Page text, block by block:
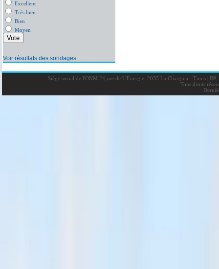
Excellent
Très bien
Bien
Moyen
Voir résultats des sondages
Siège social de l'ONM 24,rue de L'Energie, 2035 La Charguia - Tunis |BP:
Tous droits